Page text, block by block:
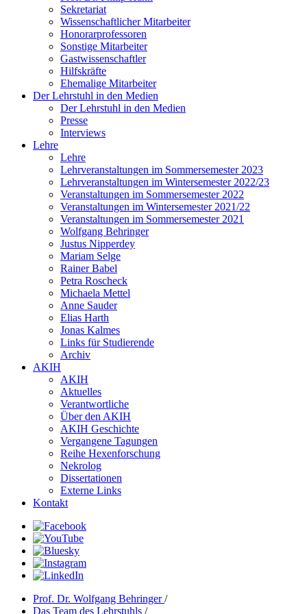
Sekretariat
Wissenschaftlicher Mitarbeiter
Honorarprofessoren
Sonstige Mitarbeiter
Gastwissenschaftler
Hilfskräfte
Ehemalige Mitarbeiter
Der Lehrstuhl in den Medien
Der Lehrstuhl in den Medien
Presse
Interviews
Lehre
Lehre
Lehrveranstaltungen im Sommersemester 2023
Lehrveranstaltungen im Wintersemester 2022/23
Veranstaltungen im Sommersemester 2022
Veranstaltungen im Wintersemester 2021/22
Veranstaltungen im Sommersemester 2021
Wolfgang Behringer
Justus Nipperdey
Mariam Selge
Rainer Babel
Petra Roscheck
Michaela Mettel
Anne Sauder
Elias Harth
Jonas Kalmes
Links für Studierende
Archiv
AKIH
AKIH
Aktuelles
Verantwortliche
Über den AKIH
AKIH Geschichte
Vergangene Tagungen
Reihe Hexenforschung
Nekrolog
Dissertationen
Externe Links
Kontakt
Prof. Dr. Wolfgang Behringer/
Das Team des Lehrstuhls /